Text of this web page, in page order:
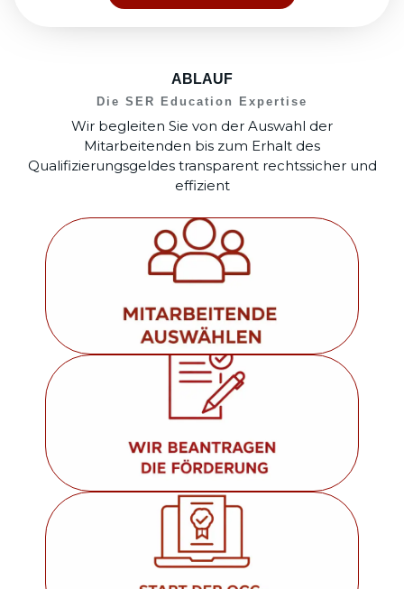
ABLAUF
Die SER Education Expertise
Wir begleiten Sie von der Auswahl der
Mitarbeitenden bis zum Erhalt des
Qualifizierungsgeldes transparent rechtssicher und
effizient
Wir prüfen gemeinsam welche Mitarbeitenden
förderfähig sind.
Wir übernehmen die vollständige Antragstellung
bei der Agentur für Arbeit.
Die geförderte Weiterbildung startet planmäßig.
Mehr erfahren